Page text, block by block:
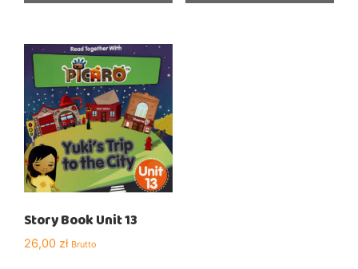
Story Book Unit 13
26,00 zł Brutto